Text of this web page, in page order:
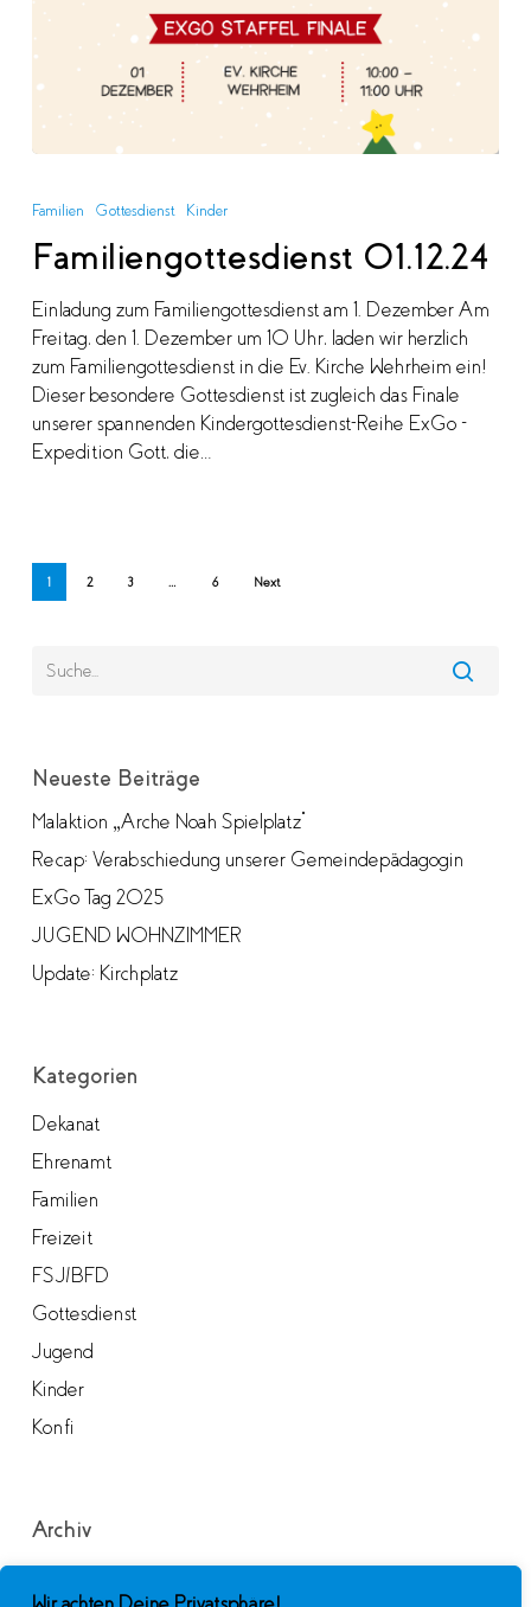
Familien Gottesdienst Kinder
Familiengottesdienst 01.12.24
Einladung zum Familiengottesdienst am 1. Dezember Am
Freitag, den 1. Dezember um 10 Uhr, laden wir herzlich
zum Familiengottesdienst in die Ev. Kirche Wehrheim ein!
Dieser besondere Gottesdienst ist zugleich das Finale
unserer spannenden Kindergottesdienst-Reihe ExGo –
Expedition Gott, die…
1 2 3 … 6 Next
Neueste Beiträge
Malaktion „Arche Noah Spielplatz“
Recap: Verabschiedung unserer Gemeindepädagogin
ExGo Tag 2025
JUGEND WOHNZIMMER
Update: Kirchplatz
Kategorien
Dekanat
Ehrenamt
Familien
Freizeit
FSJ/BFD
Gottesdienst
Jugend
Kinder
Konfi
Archiv